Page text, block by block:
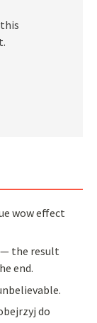
wow effect
— the result
end.
do